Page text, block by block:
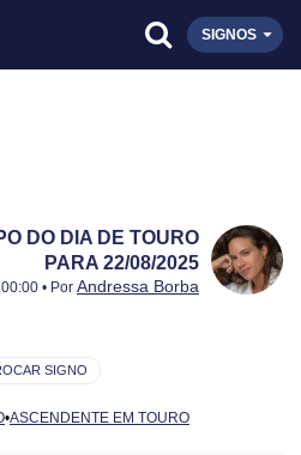
SIGNOS
DO DIA DE TOURO
PARA 22/08/2025
• Por Andressa Borba
•ASCENDENTE EM TOURO
SIGNO